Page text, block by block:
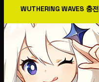
WUTHERING WAVES 충전